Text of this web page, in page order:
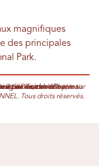
magnifiques
des principales
Park.